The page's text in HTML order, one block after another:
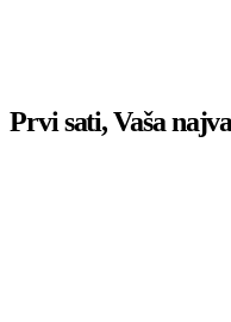
Prvi sati, Vaša